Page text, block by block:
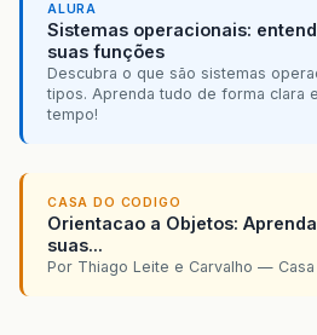
ALURA
Sistemas operacionais:
suas funções
Descubra o que são sistemas
tipos. Aprenda tudo de forma clara
tempo!
CASA DO CODIGO
Orientacao a Objetos:
suas...
Por Thiago Leite e Carvalho —